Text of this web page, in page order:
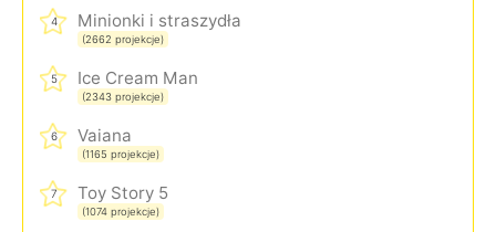
4 Minionki i straszydła
(2662 projekcje)
5 Ice Cream Man
(2343 projekcje)
6 Vaiana
(1165 projekcje)
7 Toy Story 5
(1074 projekcje)